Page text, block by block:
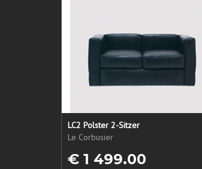
LC2 Polster 2-Sitzer
Le Corbusier
€ 1 499.00